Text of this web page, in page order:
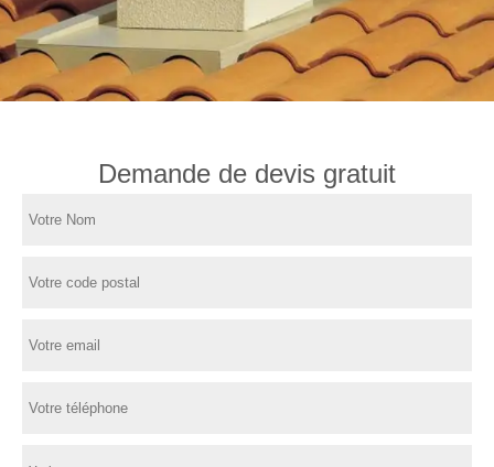
Demande de devis gratuit